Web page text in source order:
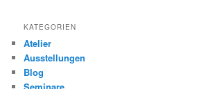
KATEGORIEN
Atelier
Ausstellungen
Blog